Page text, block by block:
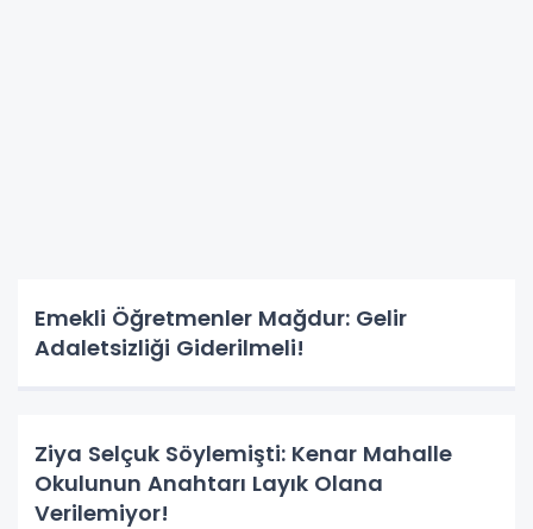
Emekli Öğretmenler Mağdur: Gelir
Adaletsizliği Giderilmeli!
Ziya Selçuk Söylemişti: Kenar Mahalle
Okulunun Anahtarı Layık Olana
Verilemiyor!